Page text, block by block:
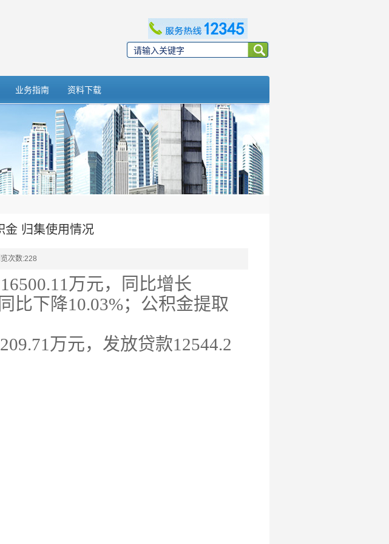
业务指南 资料下载
金 归集使用情况
次数:228
16500.11 万元，同比增长
比下降10.03%；公积金提取
万元，发放贷款12544.2